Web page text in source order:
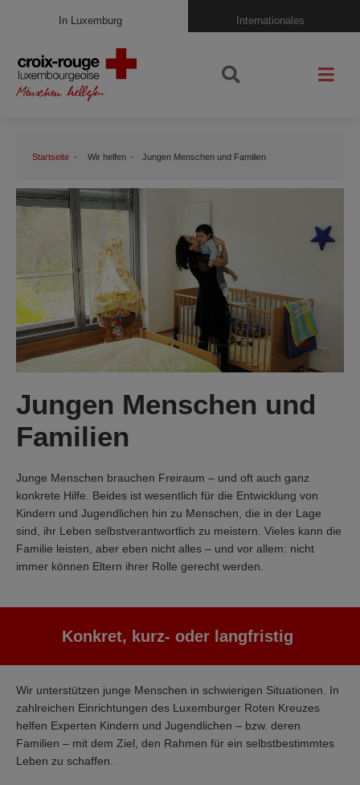
In Luxemburg Internationales
Startseite Wir helfen Jungen Menschen und Familien
Jungen Menschen und
Familien
Junge Menschen brauchen Freiraum – und oft auch ganz
konkrete Hilfe. Beides ist wesentlich für die Entwicklung von
Kindern und Jugendlichen hin zu Menschen, die in der Lage
sind, ihr Leben selbstverantwortlich zu meistern. Vieles kann die
Familie leisten, aber eben nicht alles – und vor allem: nicht
immer können Eltern ihrer Rolle gerecht werden.
Konkret, kurz- oder langfristig
Wir unterstützen junge Menschen in schwierigen Situationen. In
zahlreichen Einrichtungen des Luxemburger Roten Kreuzes
helfen Experten Kindern und Jugendlichen – bzw. deren
Familien – mit dem Ziel, den Rahmen für ein selbstbestimmtes
Leben zu schaffen.